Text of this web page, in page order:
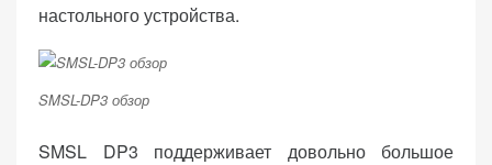
настольного устройства.
SMSL-DP3 обзор
SMSL DP3 поддерживает довольно большое